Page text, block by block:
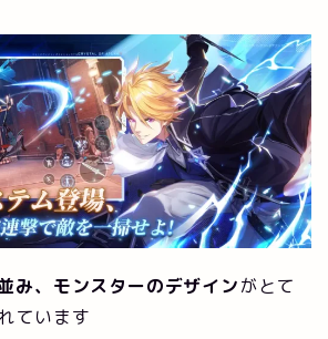
み、モンスターのデザインがとて
ています